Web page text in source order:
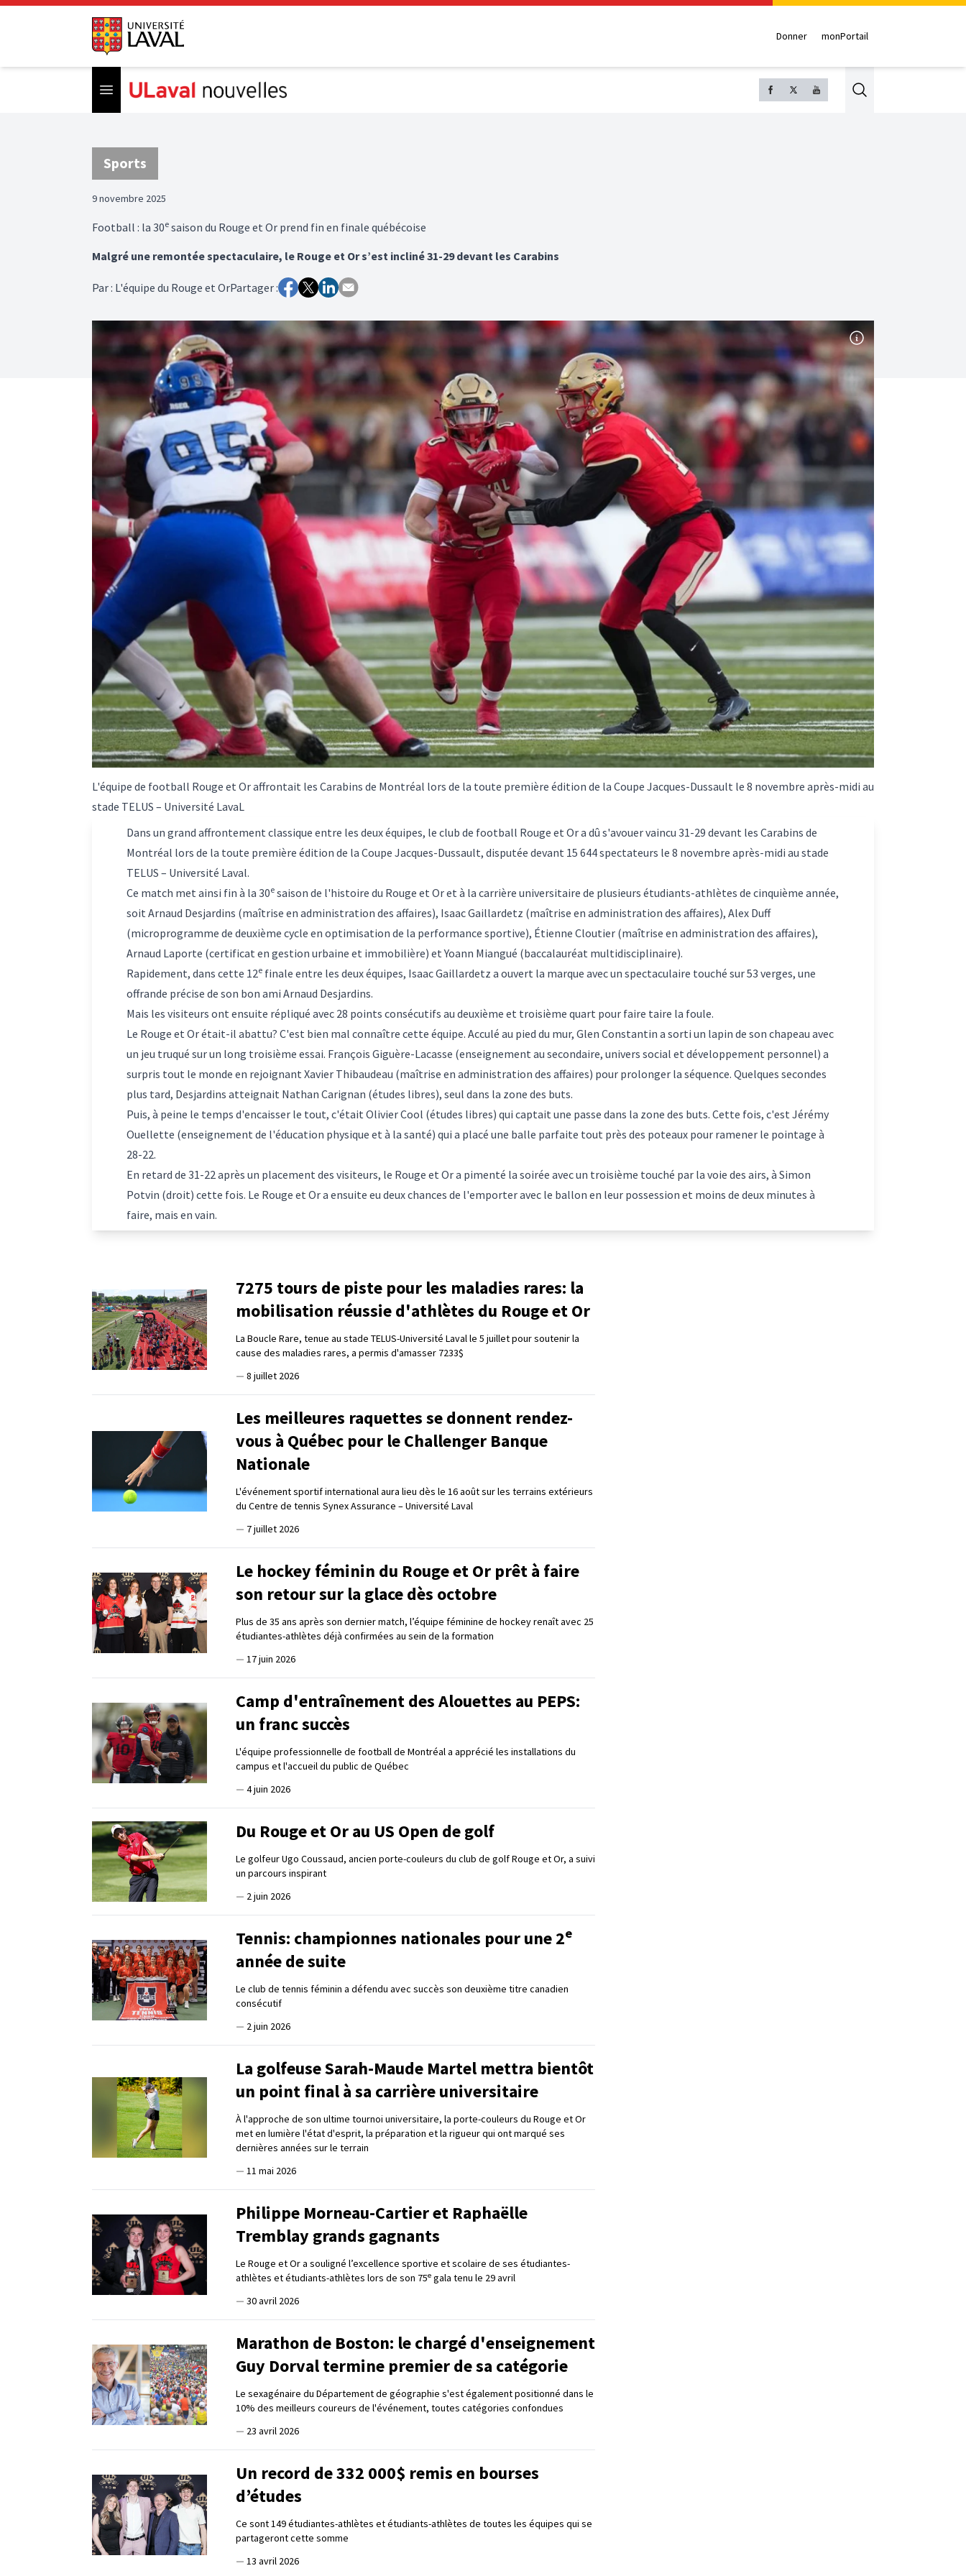
Donner monPortail
Open menu Search
Sports
9 novembre 2025
Football : la 30e saison du Rouge et Or prend fin en finale québécoise
Malgré une remontée spectaculaire, le Rouge et Or s’est incliné 31-29 devant les Carabins
Par: L'équipe du Rouge et OrPartager :
L'équipe de football Rouge et Or affrontait les Carabins de Montréal lors de la toute première édition de la Coupe Jacques-Dussault le 8 novembre après-midi au
stade TELUS – Université LavaL
Dans un grand affrontement classique entre les deux équipes, le club de football Rouge et Or a dû s'avouer vaincu 31-29 devant les Carabins de
Montréal lors de la toute première édition de la Coupe Jacques-Dussault, disputée devant 15 644 spectateurs le 8 novembre après-midi au stade
TELUS – Université Laval.
Ce match met ainsi fin à la 30e saison de l'histoire du Rouge et Or et à la carrière universitaire de plusieurs étudiants-athlètes de cinquième année,
soit Arnaud Desjardins (maîtrise en administration des affaires), Isaac Gaillardetz (maîtrise en administration des affaires), Alex Duff
(microprogramme de deuxième cycle en optimisation de la performance sportive), Étienne Cloutier (maîtrise en administration des affaires),
Arnaud Laporte (certificat en gestion urbaine et immobilière) et Yoann Miangué (baccalauréat multidisciplinaire).
Rapidement, dans cette 12e finale entre les deux équipes, Isaac Gaillardetz a ouvert la marque avec un spectaculaire touché sur 53 verges, une
offrande précise de son bon ami Arnaud Desjardins.
Mais les visiteurs ont ensuite répliqué avec 28 points consécutifs au deuxième et troisième quart pour faire taire la foule.
Le Rouge et Or était-il abattu? C'est bien mal connaître cette équipe. Acculé au pied du mur, Glen Constantin a sorti un lapin de son chapeau avec
un jeu truqué sur un long troisième essai. François Giguère-Lacasse (enseignement au secondaire, univers social et développement personnel) a
surpris tout le monde en rejoignant Xavier Thibaudeau (maîtrise en administration des affaires) pour prolonger la séquence. Quelques secondes
plus tard, Desjardins atteignait Nathan Carignan (études libres), seul dans la zone des buts.
Puis, à peine le temps d'encaisser le tout, c'était Olivier Cool (études libres) qui captait une passe dans la zone des buts. Cette fois, c'est Jérémy
Ouellette (enseignement de l'éducation physique et à la santé) qui a placé une balle parfaite tout près des poteaux pour ramener le pointage à
28-22.
En retard de 31-22 après un placement des visiteurs, le Rouge et Or a pimenté la soirée avec un troisième touché par la voie des airs, à Simon
Potvin (droit) cette fois. Le Rouge et Or a ensuite eu deux chances de l'emporter avec le ballon en leur possession et moins de deux minutes à
faire, mais en vain.
7275 tours de piste pour les maladies rares: la
mobilisation réussie d'athlètes du Rouge et Or
La Boucle Rare, tenue au stade TELUS-Université Laval le 5 juillet pour soutenir la
cause des maladies rares, a permis d'amasser 7233$
— 8 juillet 2026
Les meilleures raquettes se donnent rendez-
vous à Québec pour le Challenger Banque
Nationale
L'événement sportif international aura lieu dès le 16 août sur les terrains extérieurs
du Centre de tennis Synex Assurance – Université Laval
— 7 juillet 2026
Le hockey féminin du Rouge et Or prêt à faire
son retour sur la glace dès octobre
Plus de 35 ans après son dernier match, l’équipe féminine de hockey renaît avec 25
étudiantes-athlètes déjà confirmées au sein de la formation
— 17 juin 2026
Camp d'entraînement des Alouettes au PEPS:
un franc succès
L'équipe professionnelle de football de Montréal a apprécié les installations du
campus et l'accueil du public de Québec
— 4 juin 2026
Du Rouge et Or au US Open de golf
Le golfeur Ugo Coussaud, ancien porte-couleurs du club de golf Rouge et Or, a suivi
un parcours inspirant
— 2 juin 2026
Tennis: championnes nationales pour une 2e
année de suite
Le club de tennis féminin a défendu avec succès son deuxième titre canadien
consécutif
— 2 juin 2026
La golfeuse Sarah-Maude Martel mettra bientôt
un point final à sa carrière universitaire
À l'approche de son ultime tournoi universitaire, la porte-couleurs du Rouge et Or
met en lumière l'état d'esprit, la préparation et la rigueur qui ont marqué ses
dernières années sur le terrain
— 11 mai 2026
Philippe Morneau-Cartier et Raphaëlle
Tremblay grands gagnants
Le Rouge et Or a souligné l’excellence sportive et scolaire de ses étudiantes-
athlètes et étudiants-athlètes lors de son 75e gala tenu le 29 avril
— 30 avril 2026
Marathon de Boston: le chargé d'enseignement
Guy Dorval termine premier de sa catégorie
Le sexagénaire du Département de géographie s'est également positionné dans le
10% des meilleurs coureurs de l'événement, toutes catégories confondues
— 23 avril 2026
Un record de 332 000$ remis en bourses
d’études
Ce sont 149 étudiantes-athlètes et étudiants-athlètes de toutes les équipes qui se
partageront cette somme
— 13 avril 2026